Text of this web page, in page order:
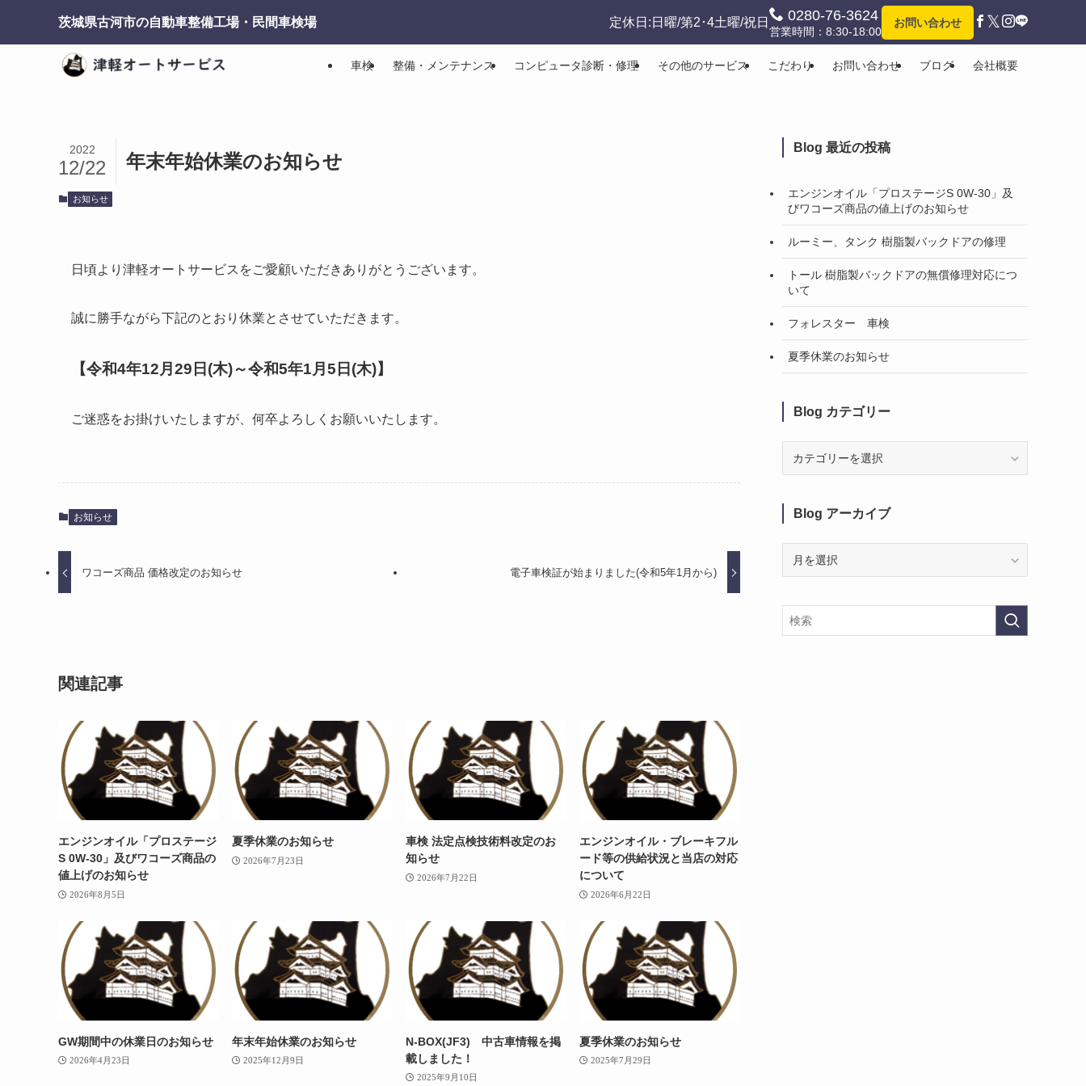
茨城県古河市の自動車整備工場・民間車検場 定休日:日曜/第2･4土曜/祝日 0280-76-3624
営業時間：8:30-18:00
お問い合わせ 𝕏
車検 整備・メンテナンス コンピュータ診断・修理 その他のサービス こだわり お問い合わせ ブログ 会社概要
年末年始休業のお知らせ
2022
12/22
お知らせ
日頃より津軽オートサービスをご愛顧いただきありがとうございます。
誠に勝手ながら下記のとおり休業とさせていただきます。
【令和4年12月29日(木)～令和5年1月5日(木)】
ご迷惑をお掛けいたしますが、何卒よろしくお願いいたします。
お知らせ
ワコーズ商品 価格改定のお知らせ 電子車検証が始まりました(令和5年1月から)
関連記事
エンジンオイル「プロステージ
S 0W-30」及びワコーズ商品の
値上げのお知らせ
2026年8月5日
夏季休業のお知らせ
2026年7月23日
車検 法定点検技術料改定のお
知らせ
2026年7月22日
エンジンオイル・ブレーキフル
ード等の供給状況と当店の対応
について
2026年6月22日
GW期間中の休業日のお知らせ
2026年4月23日
年末年始休業のお知らせ
2025年12月9日
N-BOX(JF3) 中古車情報を掲
載しました！
2025年9月10日
夏季休業のお知らせ
2025年7月29日
Blog 最近の投稿
エンジンオイル「プロステージS 0W-30」及
びワコーズ商品の値上げのお知らせ
ルーミー、タンク 樹脂製バックドアの修理
トール 樹脂製バックドアの無償修理対応につ
いて
フォレスター 車検
夏季休業のお知らせ
Blog カテゴリー
ゴ
Blog アーカイブ
カ
イ
ブ